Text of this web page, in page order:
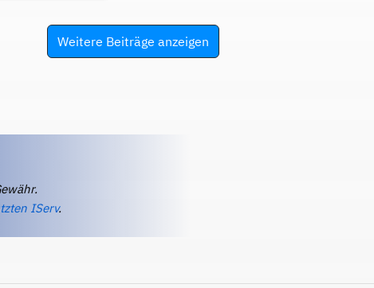
Weitere Beiträge anzeigen
IServ.